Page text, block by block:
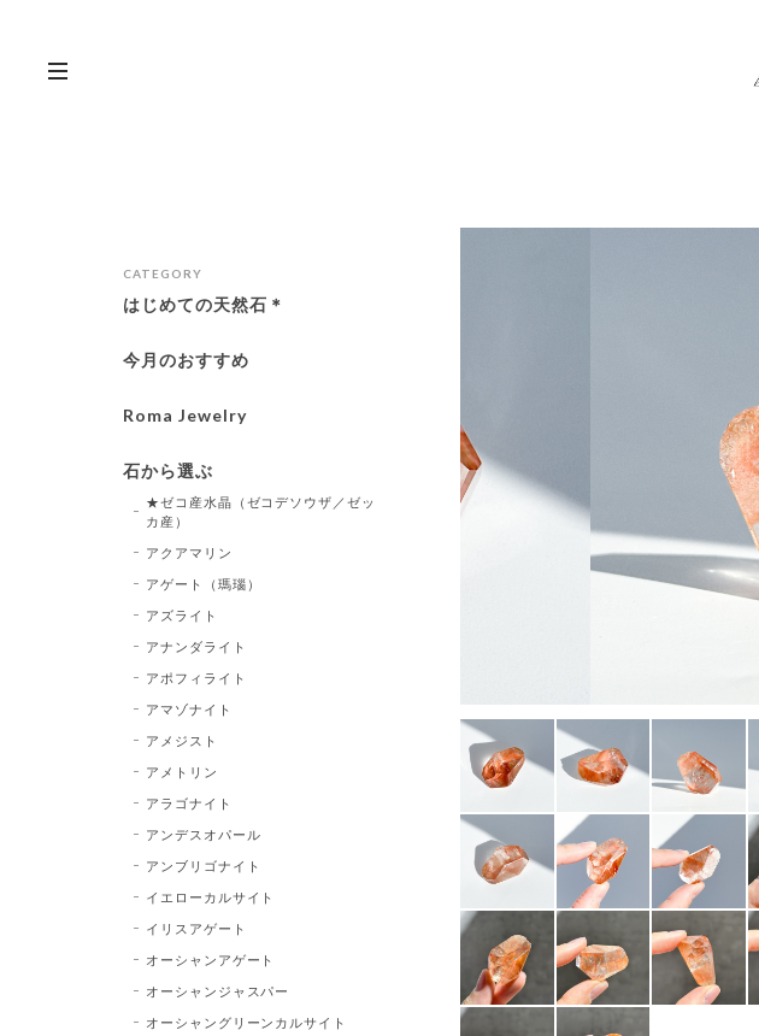
CATEGORY
はじめての天然石＊
今月のおすすめ
Roma Jewelry
石から選ぶ
★ゼコ産水晶（ゼコデソウザ／ゼッ
カ産）
アクアマリン
アゲート（瑪瑙）
アズライト
アナンダライト
アポフィライト
アマゾナイト
アメジスト
アメトリン
アラゴナイト
アンデスオパール
アンブリゴナイト
イエローカルサイト
イリスアゲート
オーシャンアゲート
オーシャンジャスパー
オーシャングリーンカルサイト